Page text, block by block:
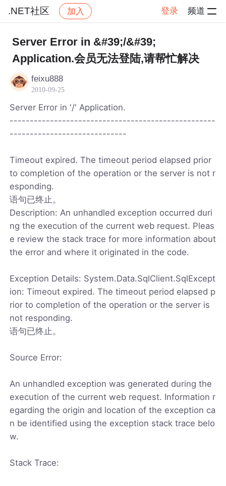
.NET社区 加入 登录 频道
社区 .NET社区 帖子详情
Server Error in &#39;/&#39;
Application.会员无法登陆,请帮忙解决
feixu888
2010-09-25
Server Error in '/' Application.
---------------------------------------------------
-----------------------------
Timeout expired. The timeout period elapsed prior
to completion of the operation or the server is not r
esponding.
语句已终止。
Description: An unhandled exception occurred duri
ng the execution of the current web request. Pleas
e review the stack trace for more information about
the error and where it originated in the code.
Exception Details: System.Data.SqlClient.SqlExcept
ion: Timeout expired. The timeout period elapsed p
rior to completion of the operation or the server is
not responding.
语句已终止。
Source Error:
An unhandled exception was generated during the
execution of the current web request. Information r
egarding the origin and location of the exception ca
n be identified using the exception stack trace belo
w.
Stack Trace: